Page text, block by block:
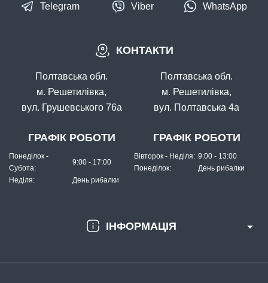
4 грн
Грузило "Чебурашка" - 7 г
ІНФОРМАЦІЯ
КОНТАКТИ
Полтавська обл.
м. Решетилівка,
вул. Грушевського 76а
ГРАФІК РОБОТИ
Понеділок -
Субота:
9:00 - 17:00
Неділя: День рибалки
Полтавська обл.
м. Решетилівка,
вул. Полтавська 4а
ГРАФІК РОБОТИ
Вівторок - Неділя: 9:00 - 13:00
Понеділок:
День рибалки
Telegram Viber WhatsApp